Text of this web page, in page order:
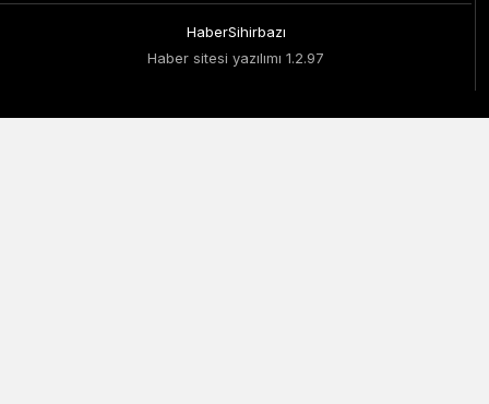
HaberSihirbazı
Haber sitesi yazılımı 1.2.97